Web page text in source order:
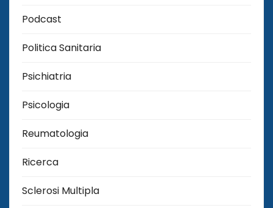
Podcast
Politica Sanitaria
Psichiatria
Psicologia
Reumatologia
Ricerca
Sclerosi Multipla